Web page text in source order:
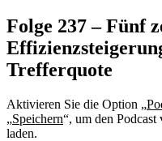
Folge 237 – Fünf
Trefferquote
Aktivieren Sie die Option „
„Speichern“, um den Podcast
laden.